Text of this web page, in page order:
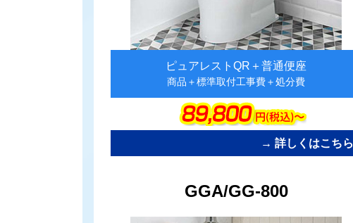
ピュアレストQR＋普通便座
商品＋標準取付工事費＋処分費
→ 詳しくはこちら
GGA/GG-800